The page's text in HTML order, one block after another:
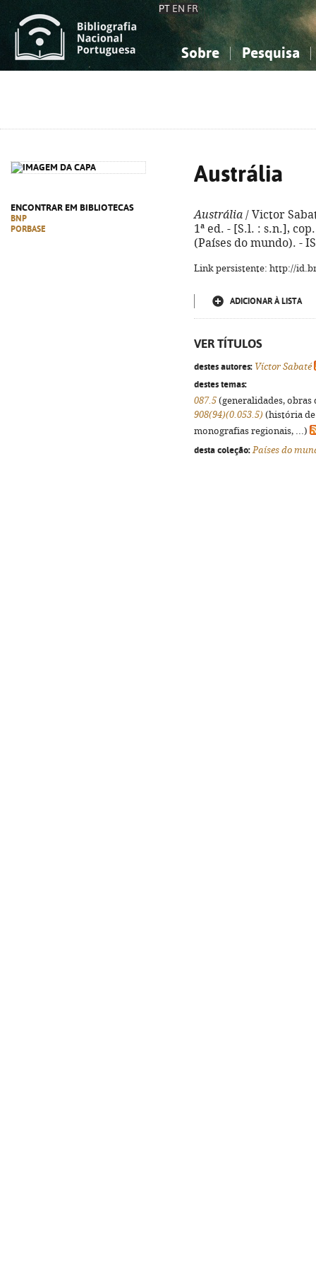
PT EN FR
Sobre Pesquisa
ENCONTRAR EM BIBLIOTECAS
BNP
PORBASE
Austrália
Austrália / Victor
1ª ed. - [S.l. : s.n.],
(Países do mundo). -
Link persistente: http://
ADICIONAR À LISTA
VER TÍTULOS
destes autores: Víctor Sabaté
destes temas:
087.5 (generalidades,
908(94)(0.053.5) (história
monografias regionais, ...)
desta coleção: Países do